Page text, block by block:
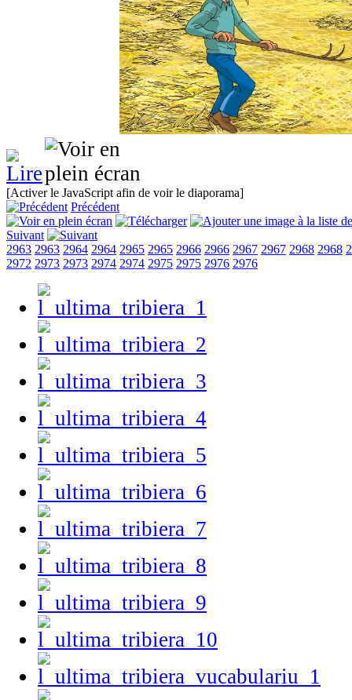
[Activer le JavaScript afin de voir le diaporama]
Précédent
Suivant
2963 2963 2964 2964 2965 2965 2966 2966 2967 2967 2968 2968
2972 2973 2973 2974 2974 2975 2975 2976 2976